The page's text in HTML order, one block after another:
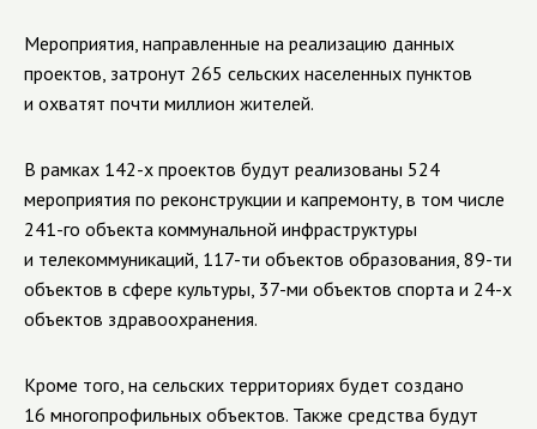
Мероприятия, направленные на реализацию данных
проектов, затронут 265 сельских населенных пунктов
и охватят почти миллион жителей.
В рамках 142-х проектов будут реализованы 524
мероприятия по реконструкции и капремонту, в том числе
241-го объекта коммунальной инфраструктуры
и телекоммуникаций, 117-ти объектов образования, 89-ти
объектов в сфере культуры, 37-ми объектов спорта и 24-х
объектов здравоохранения.
Кроме того, на сельских территориях будет создано
16 многопрофильных объектов. Также средства будут